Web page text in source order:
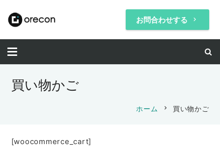
お問合わせする keyboard_arrow_right
買い物かご
ホーム chevron_right 買い物かご
[woocommerce_cart]